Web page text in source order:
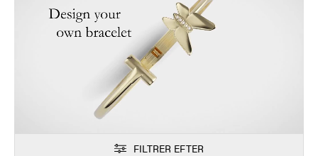
FILTRER EFTER